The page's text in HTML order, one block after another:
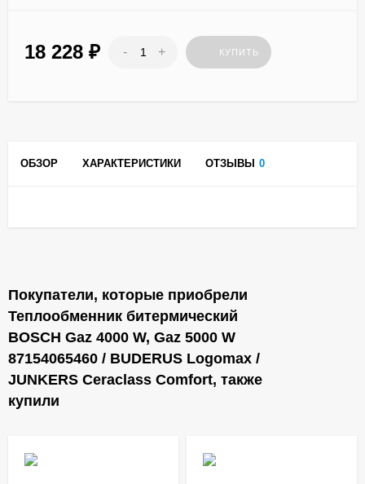
18 228 ₽ - + КУПИТЬ
ОБЗОР ХАРАКТЕРИСТИКИ ОТЗЫВЫ 0
Покупатели, которые приобрели
Теплообменник битермический
BOSCH Gaz 4000 W, Gaz 5000 W
87154065460 / BUDERUS Logomax /
JUNKERS Ceraclass Comfort, также
купили